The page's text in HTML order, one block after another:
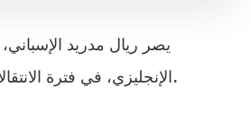
يصر ريال مدريد
الإنجليزي، في فترة الانتقالات الصيفية المقبلة، مما يفتح باب الرحيل أمام لاعب الملكي.